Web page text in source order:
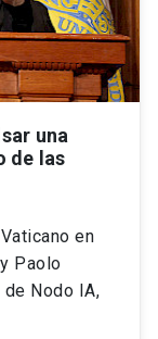
una
de las
en
Paolo
Nodo IA,